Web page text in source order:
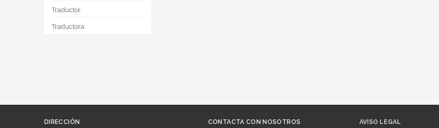
Traductor
Traductora
DIRECCIÓN
CONTACTA CON NOSOTROS
AVISO LEGAL